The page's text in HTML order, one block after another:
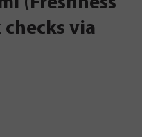
checks via